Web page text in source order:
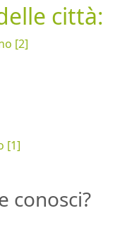
città:
[2]
[1]
conosci?